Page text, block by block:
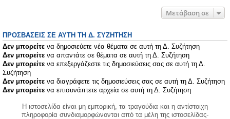
Μετάβαση σε
ΠΡΟΣΒΆΣΕΙΣ ΣΕ ΑΥΤΉ ΤΗ Δ. ΣΥΖΉΤΗΣΗ
Δεν μπορείτε να δημοσιεύετε νέα θέματα σε αυτή τη Δ. Συζήτηση
Δεν μπορείτε να απαντάτε σε θέματα σε αυτή τη Δ. Συζήτηση
Δεν μπορείτε να επεξεργάζεστε τις δημοσιεύσεις σας σε αυτή τη Δ.
Συζήτηση
Δεν μπορείτε να διαγράφετε τις δημοσιεύσεις σας σε αυτή τη Δ. Συζήτηση
Δεν μπορείτε να επισυνάπτετε αρχεία σε αυτή τη Δ. Συζήτηση
Η ιστοσελίδα είναι μη εμπορική, τα τραγούδια και η αντίστοιχη
πληροφορία συνδιαμορφώνονται από τα μέλη της ιστοσελίδας-